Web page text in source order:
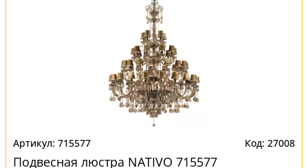
715577 27008
Подвесная люстра NATIVO 715577